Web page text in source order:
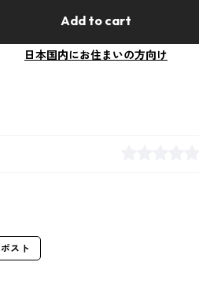
Add to cart
日本国内にお住まいの方向け
ポスト